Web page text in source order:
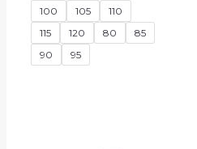
100 105
110
115
120 80
85
90
95